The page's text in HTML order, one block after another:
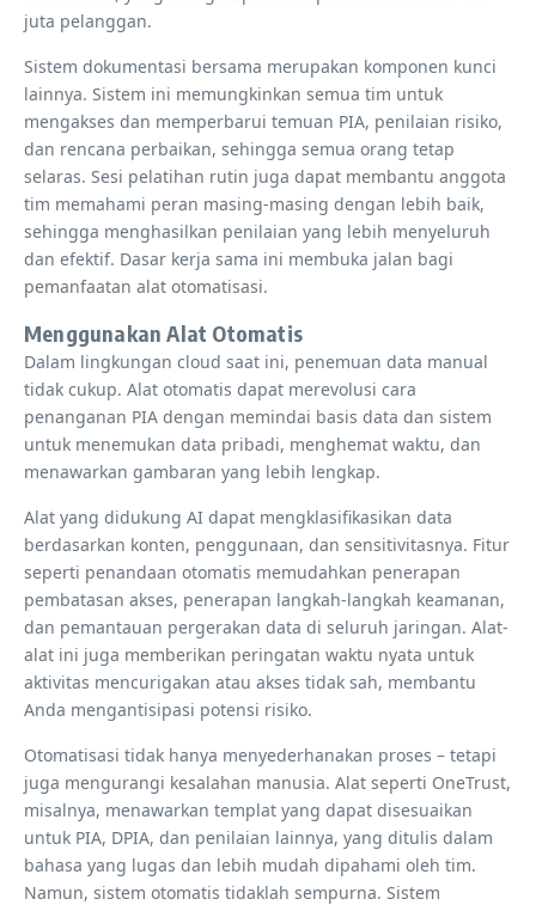
juta pelanggan.
Sistem dokumentasi bersama merupakan komponen kunci
lainnya. Sistem ini memungkinkan semua tim untuk
mengakses dan memperbarui temuan PIA, penilaian risiko,
dan rencana perbaikan, sehingga semua orang tetap
selaras. Sesi pelatihan rutin juga dapat membantu anggota
tim memahami peran masing-masing dengan lebih baik,
sehingga menghasilkan penilaian yang lebih menyeluruh
dan efektif. Dasar kerja sama ini membuka jalan bagi
pemanfaatan alat otomatisasi.
Menggunakan Alat Otomatis
Dalam lingkungan cloud saat ini, penemuan data manual
tidak cukup. Alat otomatis dapat merevolusi cara
penanganan PIA dengan memindai basis data dan sistem
untuk menemukan data pribadi, menghemat waktu, dan
menawarkan gambaran yang lebih lengkap.
Alat yang didukung AI dapat mengklasifikasikan data
berdasarkan konten, penggunaan, dan sensitivitasnya. Fitur
seperti penandaan otomatis memudahkan penerapan
pembatasan akses, penerapan langkah-langkah keamanan,
dan pemantauan pergerakan data di seluruh jaringan. Alat-
alat ini juga memberikan peringatan waktu nyata untuk
aktivitas mencurigakan atau akses tidak sah, membantu
Anda mengantisipasi potensi risiko.
Otomatisasi tidak hanya menyederhanakan proses – tetapi
juga mengurangi kesalahan manusia. Alat seperti OneTrust,
misalnya, menawarkan templat yang dapat disesuaikan
untuk PIA, DPIA, dan penilaian lainnya, yang ditulis dalam
bahasa yang lugas dan lebih mudah dipahami oleh tim.
Namun, sistem otomatis tidaklah sempurna. Sistem